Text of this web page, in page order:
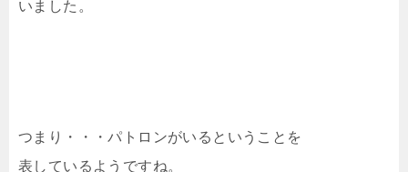
いました。
つまり・・・パトロンがいるということを
表しているようですね。